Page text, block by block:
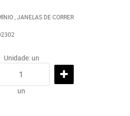
JANELAS DE CORRER
Unidade: un
un